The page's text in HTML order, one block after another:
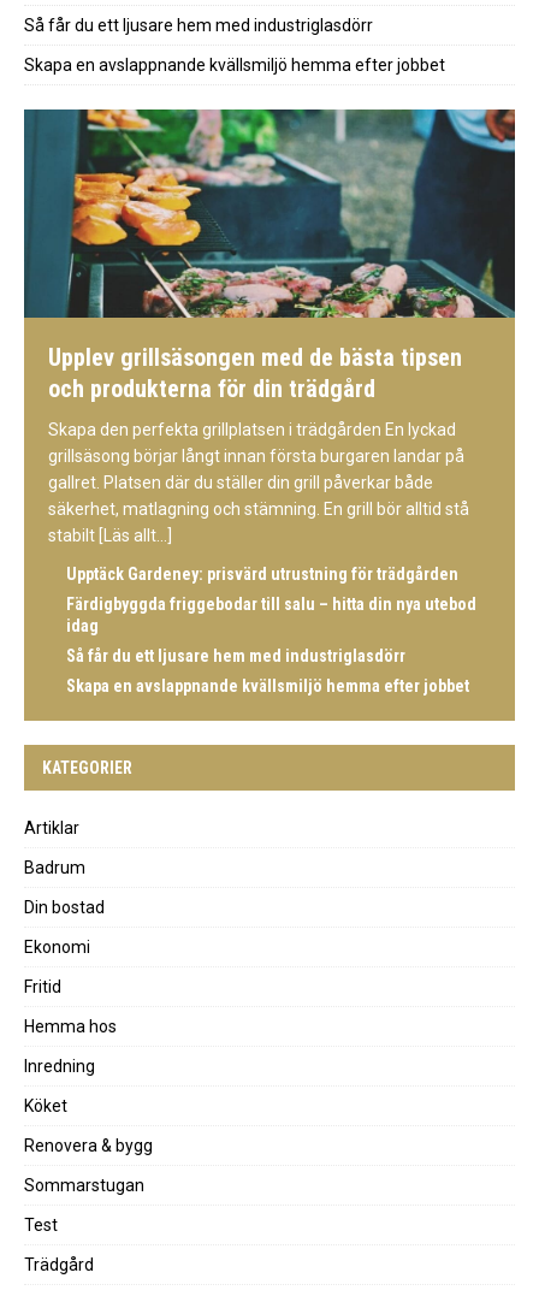
Så får du ett ljusare hem med industriglasdörr
Skapa en avslappnande kvällsmiljö hemma efter jobbet
Upplev grillsäsongen med de bästa tipsen
och produkterna för din trädgård
Skapa den perfekta grillplatsen i trädgården En lyckad
grillsäsong börjar långt innan första burgaren landar på
gallret. Platsen där du ställer din grill påverkar både
säkerhet, matlagning och stämning. En grill bör alltid stå
stabilt
[Läs allt...]
Upptäck Gardeney: prisvärd utrustning för trädgården
Färdigbyggda friggebodar till salu – hitta din nya utebod
idag
Så får du ett ljusare hem med industriglasdörr
Skapa en avslappnande kvällsmiljö hemma efter jobbet
KATEGORIER
Artiklar
Badrum
Din bostad
Ekonomi
Fritid
Hemma hos
Inredning
Köket
Renovera & bygg
Sommarstugan
Test
Trädgård